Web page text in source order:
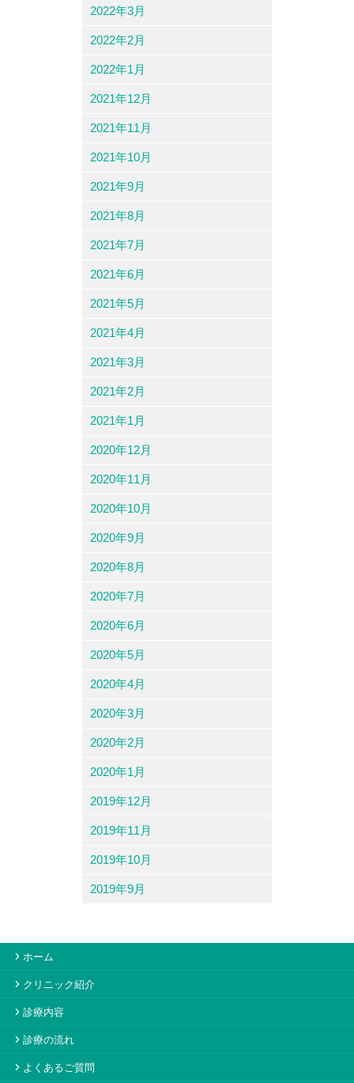
2022年3月
2022年2月
2022年1月
2021年12月
2021年11月
2021年10月
2021年9月
2021年8月
2021年7月
2021年6月
2021年5月
2021年4月
2021年3月
2021年2月
2021年1月
2020年12月
2020年11月
2020年10月
2020年9月
2020年8月
2020年7月
2020年6月
2020年5月
2020年4月
2020年3月
2020年2月
2020年1月
2019年12月
2019年11月
2019年10月
2019年9月
ホーム
クリニック紹介
診療内容
診療の流れ
よくあるご質問